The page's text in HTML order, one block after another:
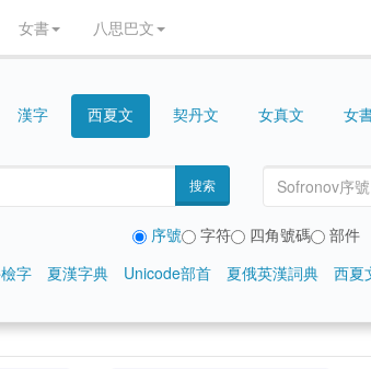
女書 八思巴文
漢字 西夏文 契丹文 女真文 女
搜索
序號 字符 四角號碼
部件
字 夏漢字典 Unicode部首 夏俄英漢詞典 西夏